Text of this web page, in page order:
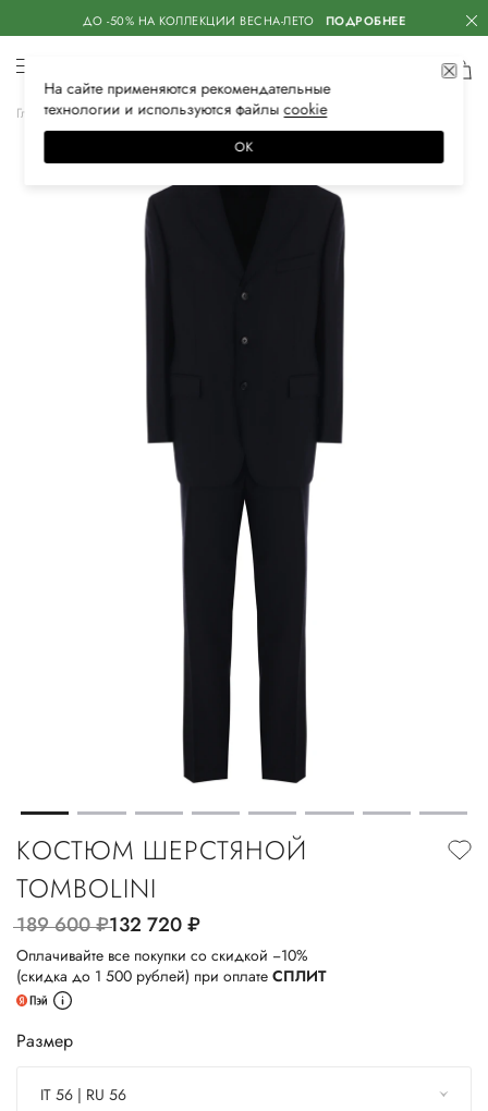
ДО -50% НА КОЛЛЕКЦИИ ВЕСНА-ЛЕТО ПОДРОБНЕЕ
Главная Мужская Одежда Костюмы Классический костюм
КОСТЮМ ШЕРСТЯНОЙ
TOMBOLINI
189 600руб.132 720руб.
Оплачивайте все покупки со скидкой −10%
(скидка до 1 500 рублей) при оплате СПЛИТ
Размер
IT 56 | RU 56
На сайте применяются рекомендательные
технологии и используются файлысооkiе
ОК